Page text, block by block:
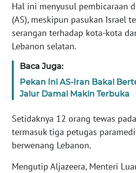
Hal ini menyusul pembicaraan
(AS), meskipun pasukan Israel
serangan terhadap kota-kota
Lebanon selatan.
Baca Juga:
Pekan Ini AS-Iran Bakal
Jalur Damai Makin Terbuka
Setidaknya 12 orang tewas
termasuk tiga petugas
berwenang Lebanon.
Mengutip Aljazeera, Menteri
KONTAK
KAMI
INFO
TENTANG
KAMI
PEDOMAN
MEDIA
REDAKSI